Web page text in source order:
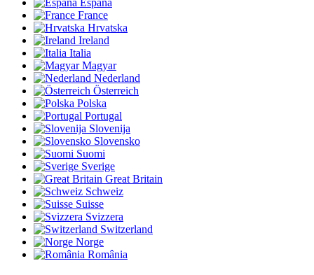
España
France
Hrvatska
Ireland
Italia
Magyar
Nederland
Österreich
Polska
Portugal
Slovenija
Slovensko
Suomi
Sverige
Great Britain
Schweiz
Suisse
Svizzera
Switzerland
Norge
România